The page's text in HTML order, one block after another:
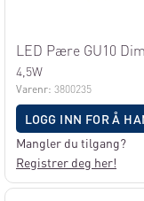
4,5W
Varenr: 3800235
LOGG INN FOR Å
Mangler du tilgang?
Registrer deg her!